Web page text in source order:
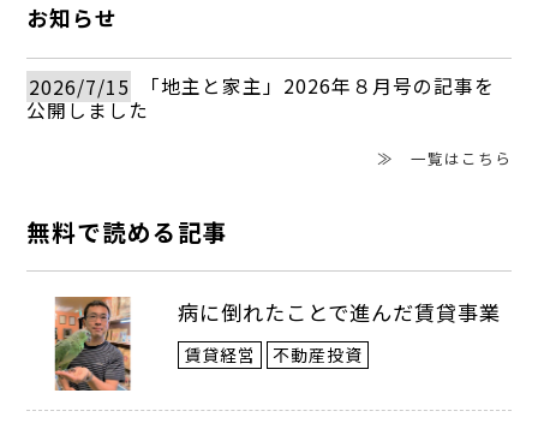
います。
――民泊の経営は賃貸に比べ複雑とも聞きま
難しいと言われる理由は、宿泊許可業と
してのオペレーションにあります。民泊は
宿泊業になるため、単純に部屋を貸す賃貸
経営とは全く別物。宿泊業として複雑な規
制にも対応する必要があります。そのため
お知らせ
2026/7/15
「地主と家主」2026年８月号の記事を
公開しました
≫ 一覧はこちら
無料で読める記事
病に倒れたことで進んだ賃貸事業
賃貸経営 不動産投資